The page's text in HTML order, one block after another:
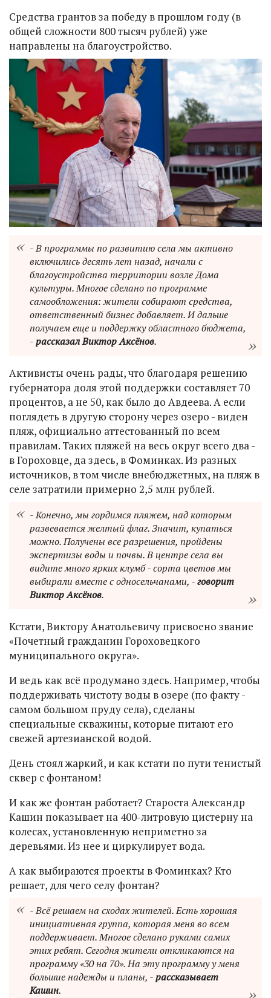
Средства грантов за победу в прошлом году (в
общей сложности 800 тысяч рублей) уже
направлены на благоустройство.
- В программы по развитию села мы активно
включились десять лет назад, начали с
благоустройства территории возле Дома
культуры. Многое сделано по программе
самообложения: жители собирают средства,
ответственный бизнес добавляет. И дальше
получаем еще и поддержку областного бюджета,
-рассказал Виктор Аксёнов.
Активисты очень рады, что благодаря решению
губернатора доля этой поддержки составляет 70
процентов, а не 50, как было до Авдеева. А если
поглядеть в другую сторону через озеро - виден
пляж, официально аттестованный по всем
правилам. Таких пляжей на весь округ всего два -
в Гороховце, да здесь, в Фоминках. Из разных
источников, в том числе внебюджетных, на пляж в
селе затратили примерно 2,5 млн рублей.
- Конечно, мы гордимся пляжем, над которым
развевается желтый флаг. Значит, купаться
можно. Получены все разрешения, пройдены
экспертизы воды и почвы. В центре села вы
видите много ярких клумб - сорта цветов мы
выбирали вместе с односельчанами, -говорит
Виктор Аксёнов.
Кстати, Виктору Анатольевичу присвоено звание
«Почетный гражданин Гороховецкого
муниципального округа».
И ведь как всё продумано здесь. Например, чтобы
поддерживать чистоту воды в озере (по факту -
самом большом пруду села), сделаны
специальные скважины, которые питают его
свежей артезианской водой.
День стоял жаркий, и как кстати по пути тенистый
сквер с фонтаном!
И как же фонтан работает? Староста Александр
Кашин показывает на 400-литровую цистерну на
колесах, установленную неприметно за
деревьями. Из нее и циркулирует вода.
А как выбираются проекты в Фоминках? Кто
решает, для чего селу фонтан?
- Всё решаем на сходах жителей. Есть хорошая
инициативная группа, которая меня во всем
поддерживает. Многое сделано руками самих
этих ребят. Сегодня жители откликаются на
программу «30 на 70». На эту программу у меня
большие надежды и планы, -рассказывает
Кашин.